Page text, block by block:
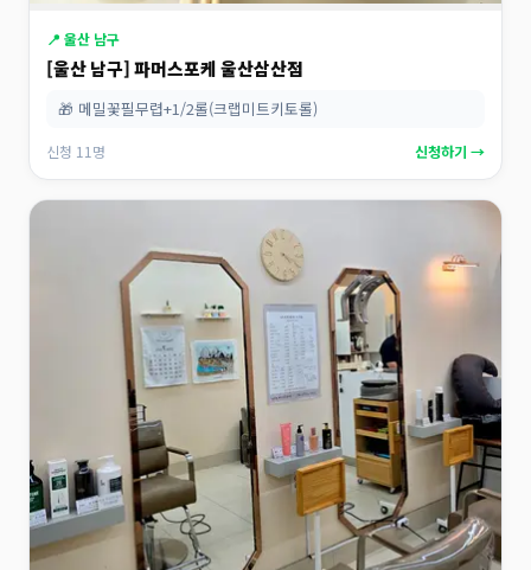
📍 울산 남구
[울산 남구] 파머스포케 울산삼산점
🎁 메밀꽃필무렵+1/2롤(크랩미트키토롤)
신청 11명 신청하기 →